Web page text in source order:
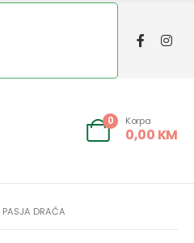
0 Korpa
0,00 KM
PASJA DRAČA